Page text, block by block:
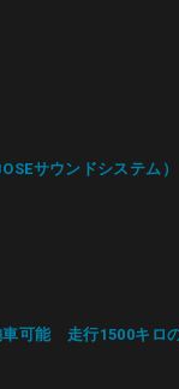
サウンドシステム）
可能 走行1500キロ